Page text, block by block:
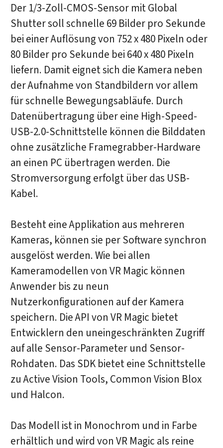
Der 1/3-Zoll-CMOS-Sensor mit Global
Shutter soll schnelle 69 Bilder pro Sekunde
bei einer Auflösung von 752 x 480 Pixeln oder
80 Bilder pro Sekunde bei 640 x 480 Pixeln
liefern. Damit eignet sich die Kamera neben
der Aufnahme von Standbildern vor allem
für schnelle Bewegungsabläufe. Durch
Datenübertragung über eine High-Speed-
USB-2.0-Schnittstelle können die Bilddaten
ohne zusätzliche Framegrabber-Hardware
an einen PC übertragen werden. Die
Stromversorgung erfolgt über das USB-
Kabel.
Besteht eine Applikation aus mehreren
Kameras, können sie per Software synchron
ausgelöst werden. Wie bei allen
Kameramodellen von VR Magic können
Anwender bis zu neun
Nutzerkonfigurationen auf der Kamera
speichern. Die API von VR Magic bietet
Entwicklern den uneingeschränkten Zugriff
auf alle Sensor-Parameter und Sensor-
Rohdaten. Das SDK bietet eine Schnittstelle
zu Active Vision Tools, Common Vision Blox
und Halcon.
Das Modell ist in Monochrom und in Farbe
erhältlich und wird von VR Magic als reine